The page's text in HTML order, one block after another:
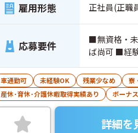
雇用形態 正社員(正職
応募要件
■無資格・
ば尚可 ■経
車通勤可 未経験OK 残業少なめ 寮
産休･育休･介護休暇取得実績あり
ボーナ
詳細を